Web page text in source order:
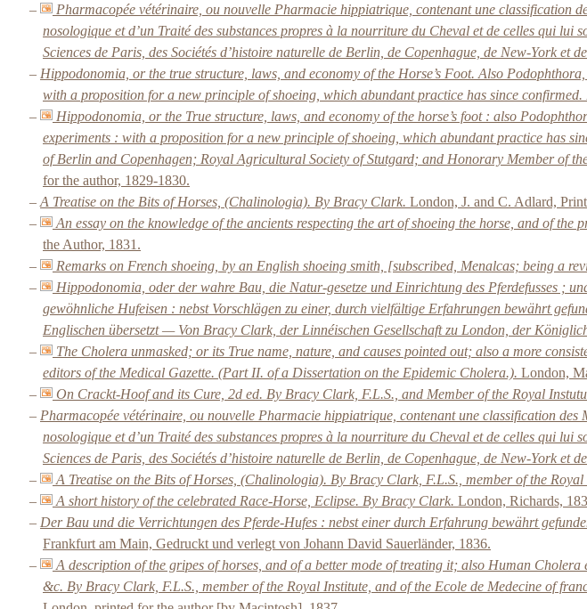
–
Pharmacopée vétérinaire, ou nouvelle Pharmacie hippiatrique, contenant une classification
nosologique et d’un Traité des substances propres à la nourriture du Cheval et de celles qui
Sciences de Paris, des Sociétés d’histoire naturelle de Berlin, de Copenhague, de New-York et
– Hippodonomia, or the true structure, laws, and economy of the Horse’s Foot. Also
with a proposition for a new principle of shoeing, which abundant practice has since
–
Hippodonomia, or the True structure, laws, and economy of the horse’s foot : also
experiments : with a proposition for a new principle of shoeing, which abundant practice has
of Berlin and Copenhagen; Royal Agricultural Society of Stutgard; and Honorary Member of
for the author, 1829-1830.
– A Treatise on the Bits of Horses, (Chalinologia). By Bracy Clark. London, J. and C. Adlard,
–
An essay on the knowledge of the ancients respecting the art of shoeing the horse, and of
the Author, 1831.
–
Remarks on French shoeing, by an English shoeing smith, [subscribed, Menalcas; being a
–
Hippodonomia, oder der wahre Bau, die Natur-gesetze und Einrichtung des Pferdefusses ;
gewöhnliche Hufeisen : nebst Vorschlägen zu einer, durch vielfältige Erfahrungen bewährt
Englischen übersetzt — Von Bracy Clark, der Linnéischen Gesellschaft zu London, der
–
The Cholera unmasked; or its True name, nature, and causes pointed out; also a more
editors of the Medical Gazette. (Part II. of a Dissertation on the Epidemic Cholera.). London,
–
On Crackt-Hoof and its Cure, 2d ed. By Bracy Clark, F.L.S., and Member of the Royal
– Pharmacopée vétérinaire, ou nouvelle Pharmacie hippiatrique, contenant une classification des
nosologique et d’un Traité des substances propres à la nourriture du Cheval et de celles qui
Sciences de Paris, des Sociétés d’histoire naturelle de Berlin, de Copenhague, de New-York et
–
A Treatise on the Bits of Horses, (Chalinologia). By Bracy Clark, F.L.S., member of the
–
A short history of the celebrated Race-Horse, Eclipse. By Bracy Clark. London, Richards,
– Der Bau und die Verrichtungen des Pferde-Hufes : nebst einer durch Erfahrung bewährt
Frankfurt am Main, Gedruckt und verlegt von Johann David Sauerländer, 1836.
–
A description of the gripes of horses, and of a better mode of treating it; also Human
&c. By Bracy Clark, F.L.S., member of the Royal Institute, and of the Ecole de Medecine of